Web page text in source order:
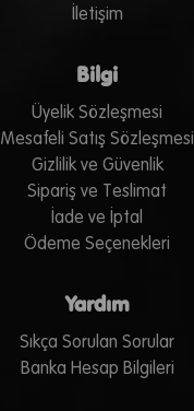
İletişim
Bilgi
Üyelik Sözleşmesi
Mesafeli Satış Sözleşmesi
Gizlilik ve Güvenlik
Sipariş ve Teslimat
İade ve İptal
Ödeme Seçenekleri
Yardım
Sıkça Sorulan Sorular
Banka Hesap Bilgileri